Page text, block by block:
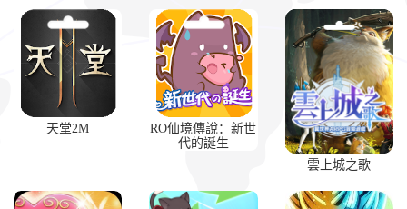
天堂2M
RO仙境傳說：新世
代的誕生
雲上城之歌